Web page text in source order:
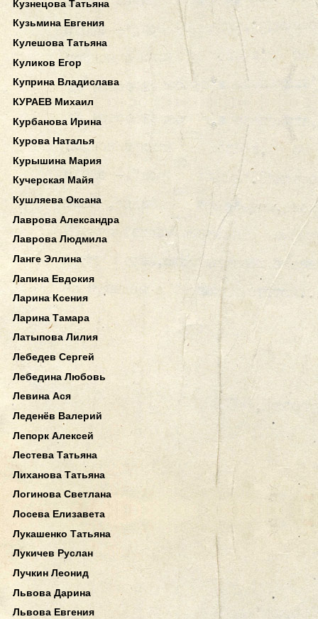
Кузнецова Татьяна
Кузьмина Евгения
Кулешова Татьяна
Куликов Егор
Куприна Владислава
КУРАЕВ Михаил
Курбанова Ирина
Курова Наталья
Курышина Мария
Кучерская Майя
Кушляева Оксана
Лаврова Александра
Лаврова Людмила
Ланге Эллина
Лапина Евдокия
Ларина Ксения
Ларина Тамара
Латыпова Лилия
Лебедев Сергей
Лебедина Любовь
Левина Ася
Леденёв Валерий
Лепорк Алексей
Лестева Татьяна
Лиханова Татьяна
Логинова Светлана
Лосева Елизавета
Лукашенко Татьяна
Лукичев Руслан
Лучкин Леонид
Львова Дарина
Львова Евгения